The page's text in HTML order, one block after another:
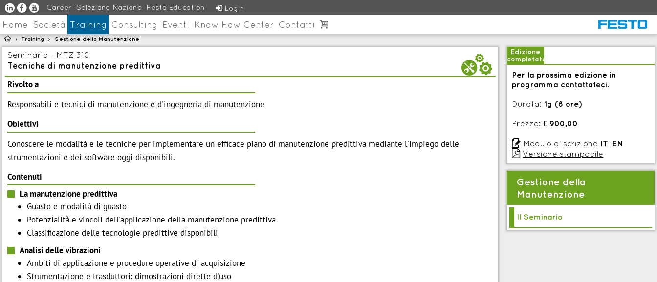
u s v Career Seleziona Nazione Festo Education  Login
Home Società Training Consulting Eventi Know How Center Contatti 
 > Training > Gestione della Manutenzione
Seminario - MTZ 310
Tecniche di manutenzione predittiva
b
Rivolto a
Responsabili e tecnici di manutenzione e d'ingegneria di manutenzione
Obiettivi
Conoscere le modalità e le tecniche per implementare un efficace piano di manutenzione predittiva mediante l'impiego delle
strumentazioni e dei software oggi disponibili.
Contenuti
La manutenzione predittiva
Guasto e modalità di guasto
Potenzialità e vincoli dell'applicazione della manutenzione predittiva
Classificazione delle tecnologie predittive disponibili
Analisi delle vibrazioni
Ambiti di applicazione e procedure operative di acquisizione
Strumentazione e trasduttori: dimostrazioni dirette d'uso
Edizione
completata
Per la prossima edizione in
programma contattateci.
Durata: 1g (8 ore)
Prezzo:€ 900,00
 Modulo d'iscrizione IT EN
 Versione stampabile
Gestione della
Manutenzione
Il Seminario